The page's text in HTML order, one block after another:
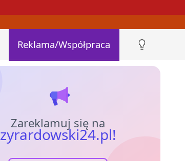
Reklama/Współpraca
Zareklamuj się na
zyrardowski24.pl!